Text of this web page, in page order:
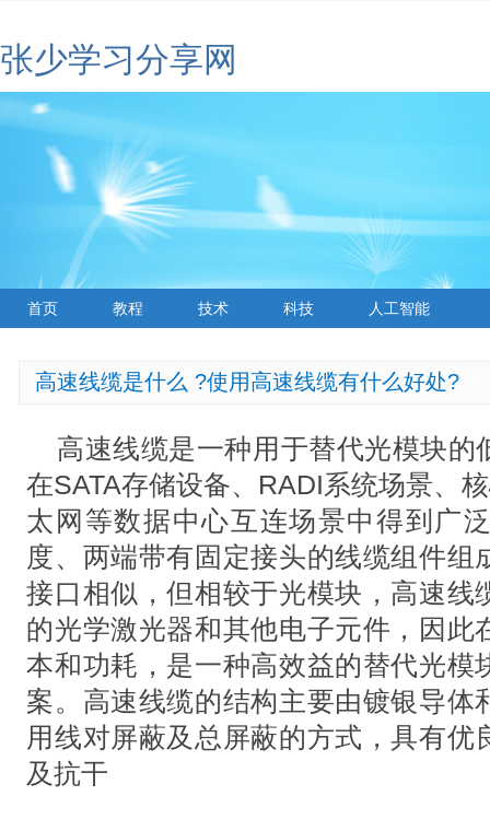
张少学习分享网
首页 教程 技术 科技 人工智能
高速线缆是什么 ?使用高速线缆有什么好处?
高速线缆是一种用于替代光模块的
在SATA存储设备、RADI系统场景、
太网等数据中心互连场景中得到广
度、两端带有固定接头的线缆组件组
接口相似，但相较于光模块，高速线
的光学激光器和其他电子元件，因此
本和功耗，是一种高效益的替代光模
案。高速线缆的结构主要由镀银导体
用线对屏蔽及总屏蔽的方式，具有优
及抗干